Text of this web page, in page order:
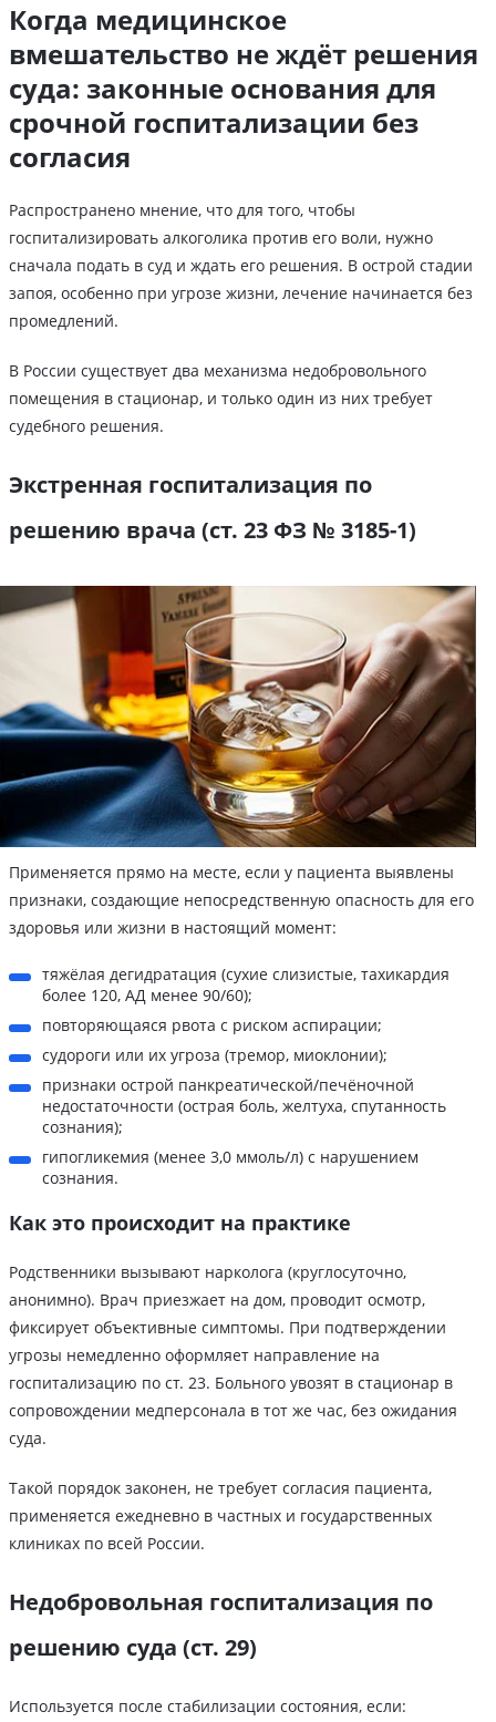
Когда медицинское
вмешательство не ждёт решения
суда: законные основания для
срочной госпитализации без
согласия
Распространено мнение, что для того, чтобы
госпитализировать алкоголика против его воли, нужно
сначала подать в суд и ждать его решения. В острой стадии
запоя, особенно при угрозе жизни, лечение начинается без
промедлений.
В России существует два механизма недобровольного
помещения в стационар, и только один из них требует
судебного решения.
Экстренная госпитализация по
решению врача (ст. 23 ФЗ № 3185-1)
Применяется прямо на месте, если у пациента выявлены
признаки, создающие непосредственную опасность для его
здоровья или жизни в настоящий момент:
тяжёлая дегидратация (сухие слизистые, тахикардия
более 120, АД менее 90/60);
повторяющаяся рвота с риском аспирации;
судороги или их угроза (тремор, миоклонии);
признаки острой панкреатической/печёночной
недостаточности (острая боль, желтуха, спутанность
сознания);
гипогликемия (менее 3,0 ммоль/л) с нарушением
сознания.
Как это происходит на практике
Родственники вызывают нарколога (круглосуточно,
анонимно). Врач приезжает на дом, проводит осмотр,
фиксирует объективные симптомы. При подтверждении
угрозы немедленно оформляет направление на
госпитализацию по ст. 23. Больного увозят в стационар в
сопровождении медперсонала в тот же час, без ожидания
суда.
Такой порядок законен, не требует согласия пациента,
применяется ежедневно в частных и государственных
клиниках по всей России.
Недобровольная госпитализация по
решению суда (ст. 29)
Используется после стабилизации состояния, если: